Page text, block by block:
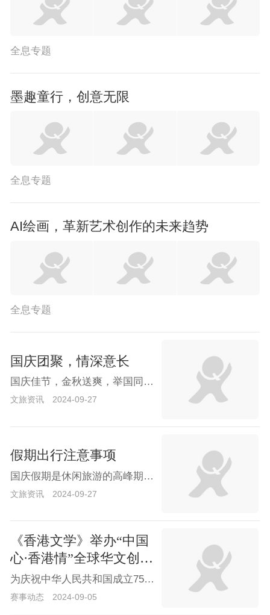
全息专题
墨趣童行，创意无限
全息专题
AI绘画，革新艺术创作的未来趋势
全息专题
国庆团聚，情深意长
国庆佳节，金秋送爽，举国同庆之时，也是万家灯火温馨团聚的美好时刻。在这个充满喜悦与祝福的节日里，亲友们跨越千山万水，纷纷踏上归途，只为那一份血浓于水的亲情和久别重逢的喜悦。下面，就让我们一起走进这样一幅幅温馨动人的团聚画面。无论身处何方，国庆都是游子归家的最佳时机。他们或许在繁华的都市中拼搏，或许在遥远的他乡求学，但此刻，心中只有一个念头——回家。火车、飞机、汽车……各种交通工具上，都满载着归心似箭的人们。他们的行李中，或许装着精心挑选的礼物，或许藏着对家人深深的思念，但最重的，莫过于那份即将与家人团聚的喜悦和期待。当家门被轻轻推开，那一刻的温馨与感动无以言表。厨房里，妈妈正忙碌地准备着丰盛的
文旅资讯 2024-09-27
假期出行注意事项
国庆假期是休闲旅游的高峰期，为了确保旅途愉快且安全，游客们需要注意以下几个方面的事项：一、合理规划行程提前规划：提前了解旅游目的地的天气、交通、住宿等信息，制定详细的行程计划，避免临时抱佛脚。错峰出行：尽量避开人流高峰时段，如国庆假期的首尾两天，选择中间时段出行，以减少交通拥堵和景区人满为患的情况。关注政策：通过权威渠道了解出发地及目的地的最新疫情防控政策，自觉遵守当地政府及有关部门发布的公告提示，确保出行无忧。二、加强个人防护健康监测：出行前注意个人健康状况，如有感冒、发热等症状，应及时就医并取消或调整出行计划。佩戴口罩：在公共场所、交通工具上及人流密集区域，应全程佩戴口罩，降低感染风险。保
文旅资讯 2024-09-27
《香港文学》举办“中国
心·香港情”全球华文创作
大赛
为庆祝中华人民共和国成立75周年，《香港文学》杂志举办时代杯“中国心·香港情”全球华文创作大赛，自9月1日至2025年3月10日面向全球华文创作者征稿。
赛事动态 2024-09-05